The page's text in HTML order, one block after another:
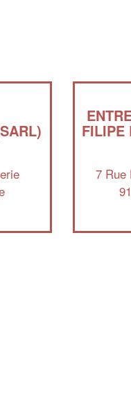
FILIPE
7 Rue